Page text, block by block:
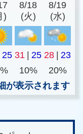
)
8/18
(火)
8/19
(水)
25 31 | 25 28 | 23
10%
20%
が表示されます